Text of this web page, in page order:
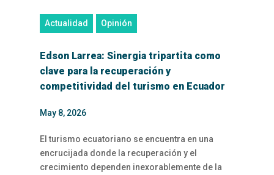
Actualidad Opinión
Edson Larrea: Sinergia tripartita como
clave para la recuperación y
competitividad del turismo en Ecuador
May 8, 2026
El turismo ecuatoriano se encuentra en una
encrucijada donde la recuperación y el
crecimiento dependen inexorablemente de la